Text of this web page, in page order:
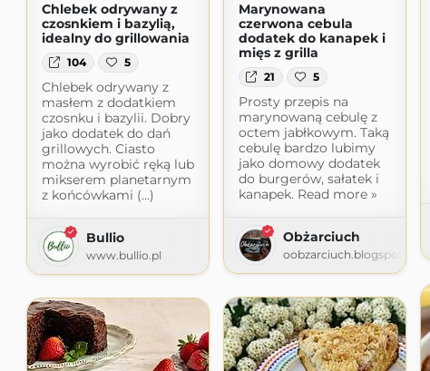
Chlebek odrywany z
czosnkiem i bazylią,
idealny do grillowania
104 5
Chlebek odrywany z
masłem z dodatkiem
czosnku i bazylii. Dobry
jako dodatek do dań
grillowych. Ciasto
można wyrobić ręką lub
mikserem planetarnym
z końcówkami (...)
Bullio
www.bullio.pl
Marynowana
czerwona cebula
dodatek do kanapek i
mięs z grilla
21 5
Prosty przepis na
marynowaną cebulę z
octem jabłkowym. Taką
cebulę bardzo lubimy
jako domowy dodatek
do burgerów, sałatek i
kanapek. Read more »
Obżarciuch
oobzarciuch.blogspot.com